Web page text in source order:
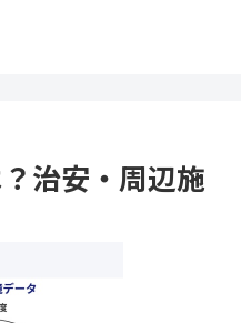
治安・周辺施